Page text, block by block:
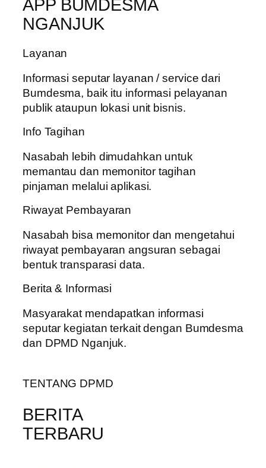
APP BUMDESMA
NGANJUK
Layanan
Informasi seputar layanan / service dari
Bumdesma, baik itu informasi pelayanan
publik ataupun lokasi unit bisnis.
Info Tagihan
Nasabah lebih dimudahkan untuk
memantau dan memonitor tagihan
pinjaman melalui aplikasi.
Riwayat Pembayaran
Nasabah bisa memonitor dan mengetahui
riwayat pembayaran angsuran sebagai
bentuk transparasi data.
Berita & Informasi
Masyarakat mendapatkan informasi
seputar kegiatan terkait dengan Bumdesma
dan DPMD Nganjuk.
TENTANG DPMD
BERITA
TERBARU